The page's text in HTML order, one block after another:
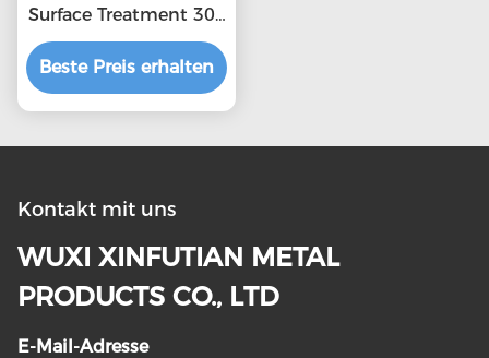
Surface Treatment 304
2b Stainless Steel
Sheet
Beste Preis erhalten
Kontakt mit uns
WUXI XINFUTIAN METAL
PRODUCTS CO., LTD
E-Mail-Adresse